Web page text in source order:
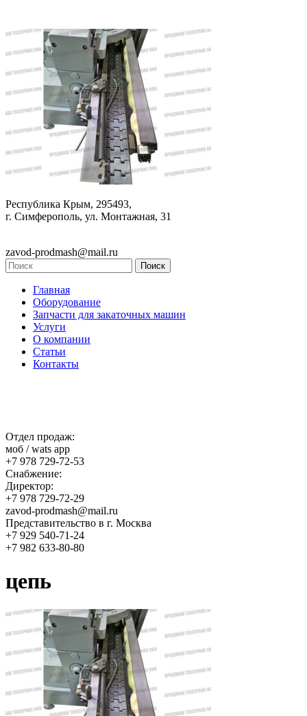
Республика Крым, 295493,
г. Симферополь, ул. Монтажная, 31
zavod-prodmash@mail.ru
Главная
Оборудование
Запчасти для закаточных машин
Услуги
О компании
Статьи
Контакты
Отдел продаж:
моб / wats app
+7 978 729-72-53
Снабжение:
Директор:
+7 978 729-72-29
zavod-prodmash@mail.ru
Представительство в г. Москва
+7 929 540-71-24
+7 982 633-80-80
цепь